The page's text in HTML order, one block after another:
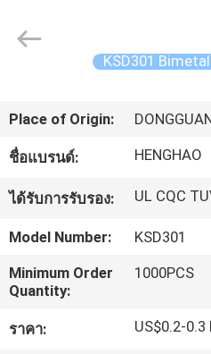
ผลิตภัณฑ์
แสดง
VR
เกี่ยว
Electric
KSD301
Place of Origin:
ชื่อแบรนด์: HENGHAO
ได้รับการรับรอง: UL CQC
Model Number:
KSD301
Minimum Order
Quantity:
1000PCS
ราคา: US$0.2-0.3